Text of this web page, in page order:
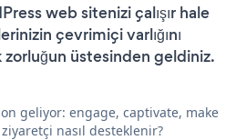
web sitenizi çalışır hale
çevrimiçi varlığını
üstesinden geldiniz.
geliyor: engage, captivate, make
nasıl desteklenir?